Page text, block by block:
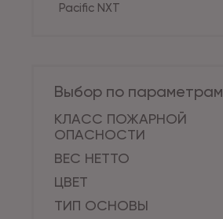
Pacific NXT
Выбор по параметрам
КЛАСС ПОЖАРНОЙ
ОПАСНОСТИ
ВЕС НЕТТО
ЦВЕТ
ТИП ОСНОВЫ